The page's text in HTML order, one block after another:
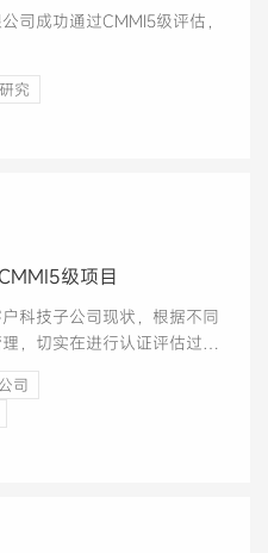
司成功通过CMMI5级评估，
究
级项目
科技子公司现状，根据不同
，切实在进行认证评估过程
数据进行优化，形成可持续
CM3级认证。
司